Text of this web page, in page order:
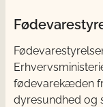
fødevarekæden
dyresundhed og